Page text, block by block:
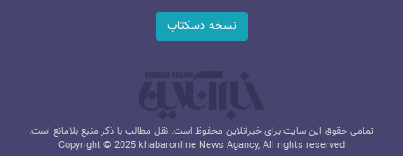
نسخه دسکتاپ
تمامی حقوق این سایت برای خبرآنلاین محفوظ است. نقل مطالب با ذکر منبع بلامانع است.
Copyright © 2025 khabaronline News Agancy, All rights reserved